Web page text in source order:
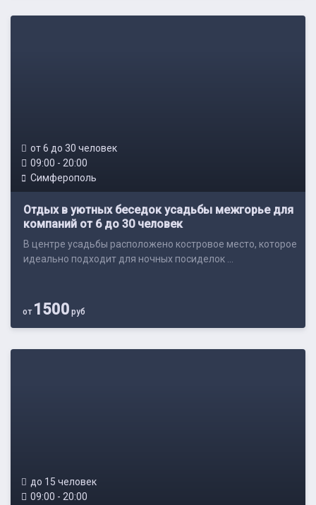
от 6 до 30 человек
09:00 - 20:00
Симферополь
Отдых в уютных беседок усадьбы межгорье для
компаний от 6 до 30 человек
В центре усадьбы расположено костровое место, которое
идеально подходит для ночных посиделок ...
от 1500 руб
до 15 человек
09:00 - 20:00